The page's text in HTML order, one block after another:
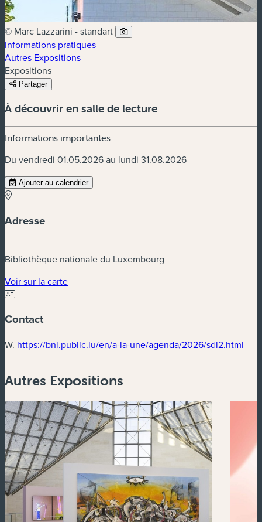
© Marc Lazzarini - standart
Informations pratiques
Autres Expositions
Expositions
Partager
À découvrir en salle de lecture
Informations importantes
Du vendredi 01.05.2026 au lundi 31.08.2026
Ajouter au calendrier
Adresse
Bibliothèque nationale du Luxembourg
Voir sur la carte(nouvelle fenêtre)
Contact
W. https://bnl.public.lu/en/a-la-une/agenda/2026/sdl2.html
Autres Expositions